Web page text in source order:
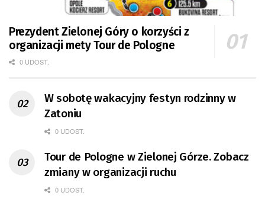
Prezydent Zielonej Góry o korzyści z
organizacji mety Tour de Pologne
0 UDOST.
W sobotę wakacyjny festyn rodzinny w
Zatoniu
0 UDOST.
Tour de Pologne w Zielonej Górze. Zobacz
zmiany w organizacji ruchu
0 UDOST.